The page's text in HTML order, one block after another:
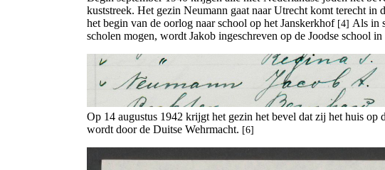
kuststreek. Het gezin Neumann gaat naar Utrecht komt terecht
het begin van de oorlog naar school op het Janskerkhof [4] Als in
scholen mogen, wordt Jakob ingeschreven op de Joodse school
Op 14 augustus 1942 krijgt het gezin het bevel dat zij het huis op
wordt door de Duitse Wehrmacht. [6]